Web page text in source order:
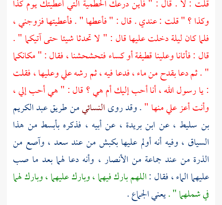
قلت : لا . قال : " فأين درعك الحطمية التي أعطيتك يوم كذا
وكذا ؟ " قلت : عندي . قال : " فأعطها " . فأعطيتها فزوجني ،
فلما كان ليلة دخلت عليها قال : " لا تحدثا شيئا حتى آتيكما " .
قال : فأتانا وعلينا قطيفة أو كساء فتحشحشنا ، فقال : " مكانكما
" . ثم دعا بقدح من ماء ، فدعا فيه ، ثم رشه علي وعليها ، فقلت
: يا رسول الله ، أنا أحب إليك أم هي ؟ قال : " هي أحب إلي ،
وأنت أعز علي منها ". وقد روىالنسائيمن طريقعبد الكريم
بن سليط ، عن ابن بريدة ، عن أبيه ، فذكره بأبسط من هذا
السياق ، وفيه أنه أولم عليها بكبش من عندسعد ، وآصع من
الذرة من عند جماعة من الأنصار ، وأنه دعا لهما بعد ما صب
عليهما الماء ، فقال :اللهم بارك فيهما ، وبارك عليهما ، وبارك لهما
في شملهما " .يعني الجماع .